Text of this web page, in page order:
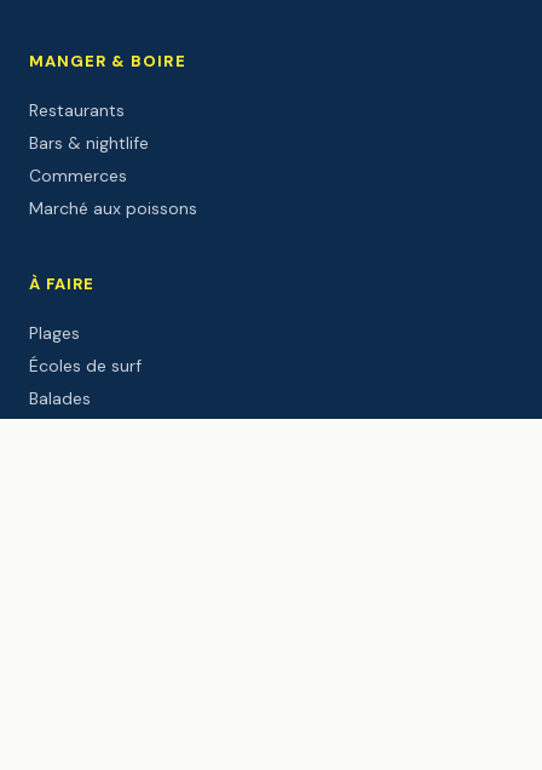
MANGER & BOIRE
Restaurants
Bars & nightlife
Commerces
Marché aux poissons
À FAIRE
Plages
Écoles de surf
Balades